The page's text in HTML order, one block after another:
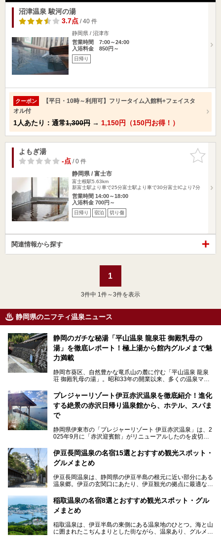
沼津温泉 駿河の湯
3.7点/ 40 件
静岡県 / 沼津市
営業時間 7:00～24:00
入浴料金 850円～
日帰り
クーポン
【平日・10時～利用可】フリータイム入館料+フェイスタ
オル付
1人あたり：通常1,300円 → 1,150円（150円お得！）
お気に入
りに追加
よもぎ湯
-点/ 0 件
静岡県 / 富士市
富士根駅5.63km
新富士駅より車で25分富士駅より車で30分富士ICより7分
営業時間 14:00～18:00
入浴料金 700円～
日帰り 宿泊 切り傷
関連情報から探す
1
3件中 1件～3件を表示
静岡県のニフティ温泉ニュース
静岡のガチな秘湯「平山温泉 龍泉荘 御殿乳母の
湯」を徹底レポート！極上湯から館内グルメまで魅
力満載
静岡市葵区、自然豊かな竜爪山の麓に佇む「平山温泉 龍泉
荘 御殿乳母の湯」。昭和33年の開業以来、多くの温泉マニ
極上温泉です。お湯はもちろん、実はグルメも揃っているん
です。多くのファンを持つ、その圧倒的なこだわりと魅力を
解説します。
プレジャーリゾート伊豆赤沢温泉を徹底紹介！進化
する絶景の赤沢日帰り温泉館から、ホテル、スパま
で
静岡県伊東市の「プレジャーリゾート 伊豆赤沢温泉」は、2
025年9月に「赤沢迎賓館」がリニューアルしたのを皮切り
館」、「RED 28 HOTEL」がリニューアル。さらにこのあ
とグランピング施設のGRAX EARTH FIELD（グラックスア
ースフィールド）、大型屋内アミューズメント施設のPLEA
予定。
ャー施設など、現在リニューアルオープンしている施設を中
心に、家族連れでも大人だけでも、おひとりさまでも多彩な
楽しみ方ができる「プレジャーリゾート 伊豆赤沢温泉」を
───
伊豆長岡温泉の名宿15選とおすすめ観光スポット・
グルメまとめ
伊豆長岡温泉は、静岡県の伊豆半島の根元に近い部分にある
温泉郷。伊豆の玄関口にあたり、伊豆観光の拠点に最適な立
ちろん日帰りでも楽しめるのが魅力です。
この記事では、伊豆長岡温泉の歴史や魅力、おすすめの宿を
る温泉施設も紹介します！
稲取温泉の名宿8選とおすすめ観光スポット・グル
メまとめ
稲取温泉は、伊豆半島の東側にある温泉地のひとつ。海と山
に囲まれたこぢんまりとした街ながら、温泉あり、グルメあ